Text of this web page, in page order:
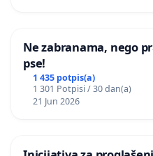
Ne zabranama, nego
pse!
1 435 potpis(a)
1 301 Potpisi / 30 dan(a)
21 Jun 2026